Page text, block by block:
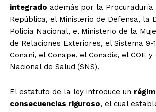
integrado además por la Procuraduría
República, el Ministerio de Defensa, la
Policía Nacional, el Ministerio de la
de Relaciones Exteriores, el Sistema 9-
Conani, el Conape, el Conadis, el COE y
Nacional de Salud (SNS).
El estatuto de la ley introduce un
consecuencias riguroso, el cual